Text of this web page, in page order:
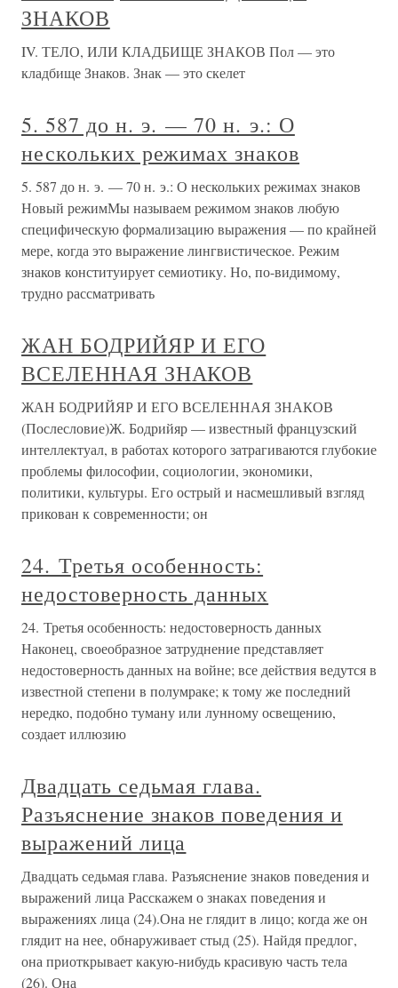
ЗНАКОВ
IV. ТЕЛО, ИЛИ КЛАДБИЩЕ ЗНАКОВ Пол — это
кладбище Знаков. Знак — это скелет
5. 587 до н. э. — 70 н. э.: О
нескольких режимах знаков
5. 587 до н. э. — 70 н. э.: О нескольких режимах знаков
Новый режимМы называем режимом знаков любую
специфическую формализацию выражения — по крайней
мере, когда это выражение лингвистическое. Режим
знаков конституирует семиотику. Но, по-видимому,
трудно рассматривать
ЖАН БОДРИЙЯР И ЕГО
ВСЕЛЕННАЯ ЗНАКОВ
ЖАН БОДРИЙЯР И ЕГО ВСЕЛЕННАЯ ЗНАКОВ
(Послесловие)Ж. Бодрийяр — известный французский
интеллектуал, в работах которого затрагиваются глубокие
проблемы философии, социологии, экономики,
политики, культуры. Его острый и насмешливый взгляд
прикован к современности; он
24. Третья особенность:
недостоверность данных
24. Третья особенность: недостоверность данных
Наконец, своеобразное затруднение представляет
недостоверность данных на войне; все действия ведутся в
известной степени в полумраке; к тому же последний
нередко, подобно туману или лунному освещению,
создает иллюзию
Двадцать седьмая глава.
Разъяснение знаков поведения и
выражений лица
Двадцать седьмая глава. Разъяснение знаков поведения и
выражений лица Расскажем о знаках поведения и
выражениях лица (24).Она не глядит в лицо; когда же он
глядит на нее, обнаруживает стыд (25). Найдя предлог,
она приоткрывает какую-нибудь красивую часть тела
(26). Она